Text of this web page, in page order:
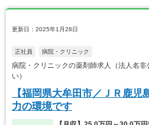
更新日：2025年1月28日
正社員 病院・クリニック
病院・クリニックの薬剤師求人（法人名
い）
【福岡県大牟田市／ＪＲ鹿
力の環境です